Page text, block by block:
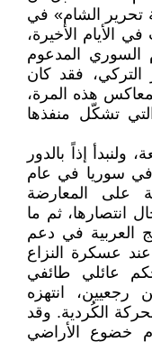
الشام» في
في الأيام الأخيرة،
المدعوم
التركي، فقد كان
هذه المرة،
التي تشكّل منفذها
إذاً بالدور
في سوريا في عام
على المعارضة
انتصارها، ثم ما
العربية في دعم
عسكرة النزاع
عائلي طائفي
انتهزه
الكُردية. وقد
خضوع الأراضي